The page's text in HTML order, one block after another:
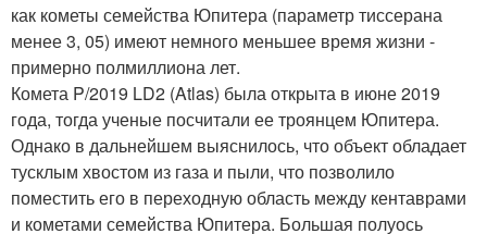
как кометы семейства Юпитера (параметр тиссерана
менее 3, 05) имеют немного меньшее время жизни -
примерно полмиллиона лет.
Комета P/2019 LD2 (Atlas) была открыта в июне 2019
года, тогда ученые посчитали ее троянцем Юпитера.
Однако в дальнейшем выяснилось, что объект обладает
тусклым хвостом из газа и пыли, что позволило
поместить его в переходную область между кентаврами
и кометами семейства Юпитера. Большая полуось